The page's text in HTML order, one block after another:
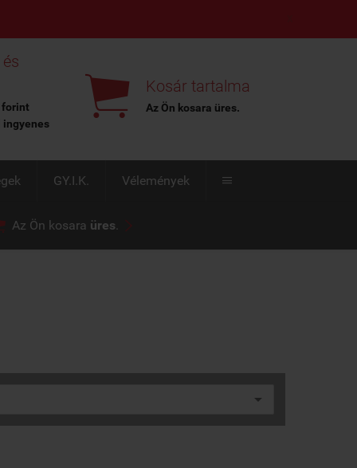
forint
 Kosár tartalma
Az Ön kosara üres.
GY.I.K. Vélemények 
Az Ön kosara üres. 